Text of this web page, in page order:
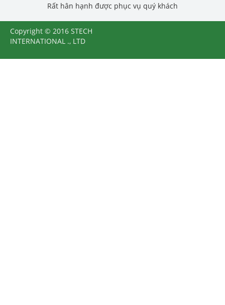
Rất hân hạnh được phục vụ quý khách
Copyright © 2016 STECH
INTERNATIONAL ., LTD